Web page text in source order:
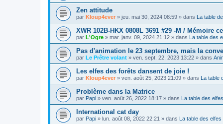
Zen attitude
par Kloup4ever » jeu. mai 30, 2024 08:59 » dans La table
XWR 102B-HKX 0808L 3691 #29 -M / Mémoire
par L'Ogre » mar. janv. 09, 2024 21:12 » dans La table des
Pas d'animation le 23 septembre, mais la
par Le Prêtre volant » ven. sept. 22, 2023 13:22 » dans
Les elfes des forêts dansent de joie !
par Kloup4ever » ven. août 25, 2023 21:09 » dans La table
Problème dans la Matrice
par Papi » ven. août 26, 2022 18:17 » dans La table des elfes
International cat day
par Papi » lun. août 08, 2022 22:21 » dans La table des elfes